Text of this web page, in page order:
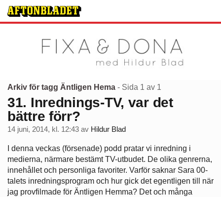
Arkiv för tagg Äntligen Hema - Sida 1 av 1
31. Inrednings-TV, var det
bättre förr?
14 juni, 2014, kl. 12:43 av Hildur Blad
I denna veckas (försenade) podd pratar vi inredning i
medierna, närmare bestämt TV-utbudet. De olika genrerna,
innehållet och personliga favoriter. Varför saknar Sara 00-
talets inredningsprogram och hur gick det egentligen till när
jag provfilmade för Äntligen Hemma? Det och många